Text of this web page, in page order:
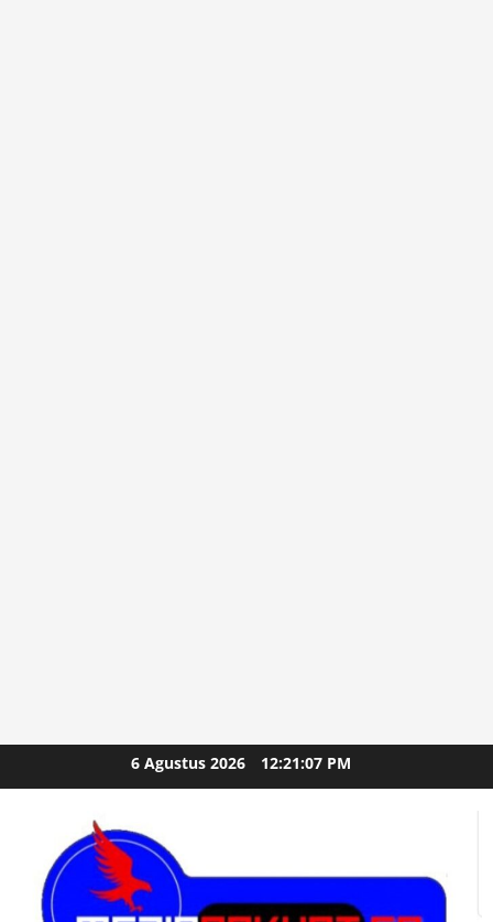
to
6 Agustus 2026 12:21:08 PM